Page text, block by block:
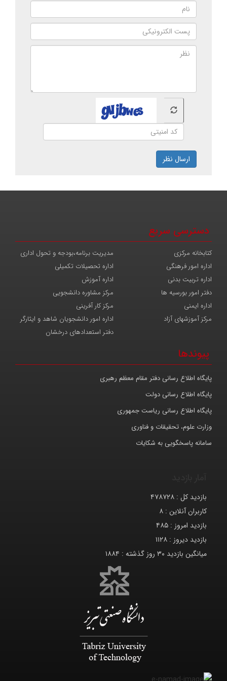
ارسال نظر
دسترسی سریع
مدیریت برنامه،بودجه و تحول اداری
کتابخانه مرکزی
اداره تحصیلات تکمیلی
اداره امور فرهنگی
اداره آموزش
اداره تربیت بدنی
مرکز مشاوره دانشجویی
دفتر امور بورسیه ها
مرکز کار آفرینی
اداره ایمنی
اداره امور دانشجویان شاهد و ایثارگر
مرکز آموزشهای آزاد
دفتر استعدادهای درخشان
پیوندها
پایگاه اطلاع رسانی دفتر مقام معظم رهبری
پایگاه اطلاع رسانی دولت
پایگاه اطلاع رسانی ریاست جمهوری
وزارت علوم، تحقیقات و فناوری
سامانه پاسخگویی به شکایات
بازدید کل : ۴۷۸۷۲۸
کاربران آنلاین : ۸
بازدید امروز : ۴۸۵
بازدید دیروز : ۱۱۲۸
میانگین بازدید ۳۰ روز گذشته :
۱۸۸۴